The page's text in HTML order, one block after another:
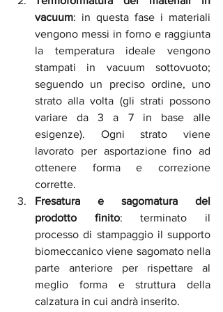
vacuum: in questa fase i materiali
vengono messi in forno e raggiunta
la temperatura ideale vengono
stampati in vacuum sottovuoto;
seguendo un preciso ordine, uno
strato alla volta (gli strati possono
variare da 3 a 7 in base alle
esigenze). Ogni strato viene
lavorato per asportazione fino ad
ottenere forma e correzione
corrette.
Fresatura e sagomatura del
prodotto finito: terminato il
processo di stampaggio il supporto
biomeccanico viene sagomato nella
parte anteriore per rispettare al
meglio forma e struttura della
calzatura in cui andrà inserito.